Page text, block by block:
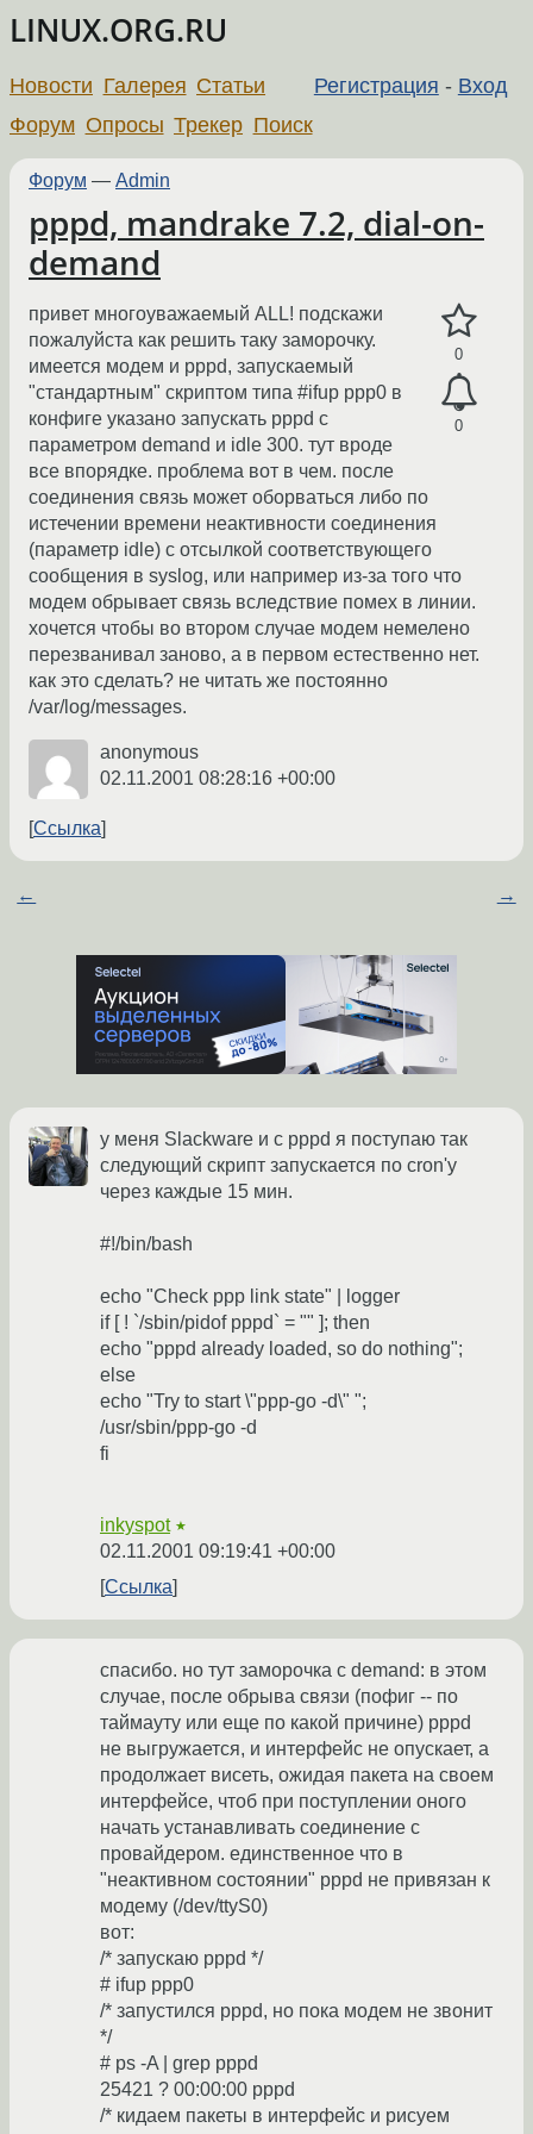
LINUX.ORG.RU
Регистрация - Вход
Новости Галерея Статьи
Форум Опросы Трекер Поиск
Форум — Admin
pppd, mandrake 7.2, dial-on-
demand
0
0
привет многоуважаемый ALL! подскажи
пожалуйста как решить таку заморочку.
имеется модем и pppd, запускаемый
"стандартным" скриптом типа #ifup ppp0 в
конфиге указано запускать pppd с
параметром demand и idle 300. тут вроде
все впорядке. проблема вот в чем. после
соединения связь может оборваться либо по
истечении времени неактивности соединения
(параметр idle) с отсылкой соответствующего
сообщения в syslog, или например из-за того что
модем обрывает связь вследствие помех в линии.
хочется чтобы во втором случае модем немелено
перезванивал заново, а в первом естественно нет.
как это сделать? не читать же постоянно
/var/log/messages.
anonymous
02.11.2001 08:28:16 +00:00
Ссылка
← →
у меня Slackware и с pppd я поступаю так
следующий скрипт запускается по cron'у
через каждые 15 мин.
#!/bin/bash
echo "Check ppp link state" | logger
if [ ! `/sbin/pidof pppd` = "" ]; then
echo "pppd already loaded, so do nothing";
else
echo "Try to start \"ppp-go -d\" ";
/usr/sbin/ppp-go -d
fi
inkyspot ★
02.11.2001 09:19:41 +00:00
Ссылка
спасибо. но тут заморочка с demand: в этом
случае, после обрыва связи (пофиг -- по
таймауту или еще по какой причине) pppd
не выгружается, и интерфейс не опускает, а
продолжает висеть, ожидая пакета на своем
интерфейсе, чтоб при поступлении оного
начать устанавливать соединение с
провайдером. единственное что в
"неактивном состоянии" pppd не привязан к
модему (/dev/ttyS0)
вот:
/* запускаю pppd */
# ifup ppp0
/* запустился pppd, но пока модем не звонит
*/
# ps -A | grep pppd
25421 ? 00:00:00 pppd
/* кидаем пакеты в интерфейс и рисуем